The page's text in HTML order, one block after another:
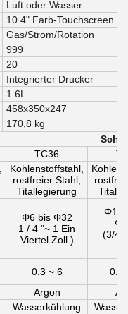
Luft oder Wasser
10.4" Farb-Touchscreen
Gas/Strom/Rotation
999
20
Integrierter Drucker
1.6L
458x350x247
170,8 kg
TC36
Kohlenstoffstahl,
rostfreier Stahl,
Titallegierung
Φ6 bis Φ32
1 / 4 "~ 1 Ein
Viertel Zoll. )
(3/4 "
0.3 ~ 6
0.2
Argon
Wasserkühlung